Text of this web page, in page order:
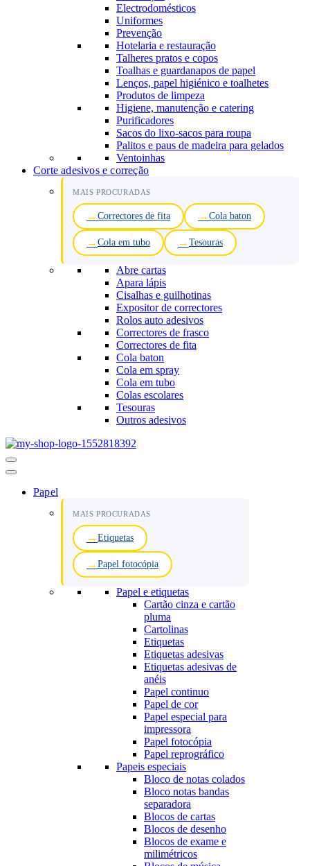
Electrodomésticos
Uniformes
Prevenção
Hotelaria e restauração
Talheres pratos e copos
Toalhas e guardanapos de papel
Lenços, papel higiénico e toalhetes
Produtos de limpeza
Higiene, manutenção e catering
Purificadores
Sacos do lixo-sacos para roupa
Palitos e paus de madeira para gelados
Ventoinhas
Corte adesivos e correção
MAIS PROCURADAS
Correctores de fita Cola baton
Cola em tubo Tesouras
Abre cartas
Apara lápis
Cisalhas e guilhotinas
Expositor de correctores
Rolos auto adesivos
Correctores de frasco
Correctores de fita
Cola baton
Cola em spray
Cola em tubo
Colas escolares
Tesouras
Outros adesivos
Menu
de
Papel
MAIS PROCURADAS
Etiquetas
Papel fotocópia
Papel e etiquetas
Cartão cinza e cartão
pluma
Cartolinas
Etiquetas
Etiquetas adesivas
Etiquetas adesivas de
anéis
Papel continuo
Papel de cor
Papel especial para
impressora
Papel fotocópia
Papel reprográfico
Papeis especiais
Bloco de notas colados
Bloco notas bandas
separadora
Blocos de cartas
Blocos de desenho
Blocos de exame e
milimétricos